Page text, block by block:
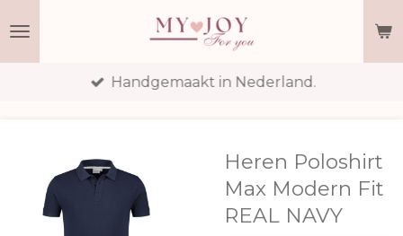
Handgemaakt in Nederland.
Heren Poloshirt
Max Modern Fit
REAL NAVY